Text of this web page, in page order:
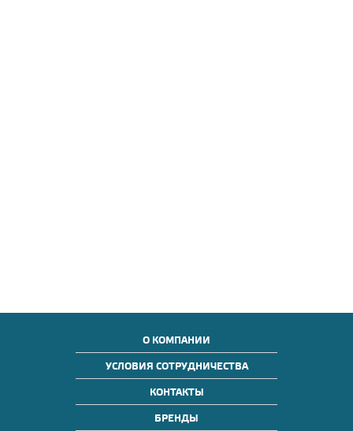
О КОМПАНИИ
УСЛОВИЯ СОТРУДНИЧЕСТВА
КОНТАКТЫ
БРЕНДЫ